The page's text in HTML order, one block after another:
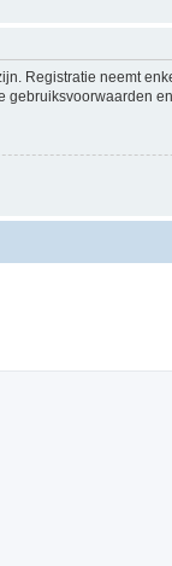
Registratie neemt